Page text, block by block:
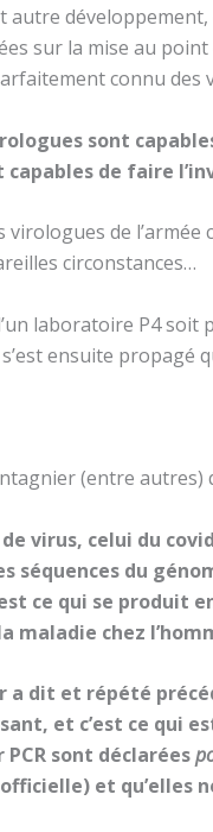
sur la mise au
connu des
sont
capables de faire
virologues de
circonstances…
laboratoire P4
ensuite propagé
(entre
virus, celui du
séquences du
ce qui se produit
maladie chez
a dit et répété
et c’est ce qui
sont déclarées
et qu’elles